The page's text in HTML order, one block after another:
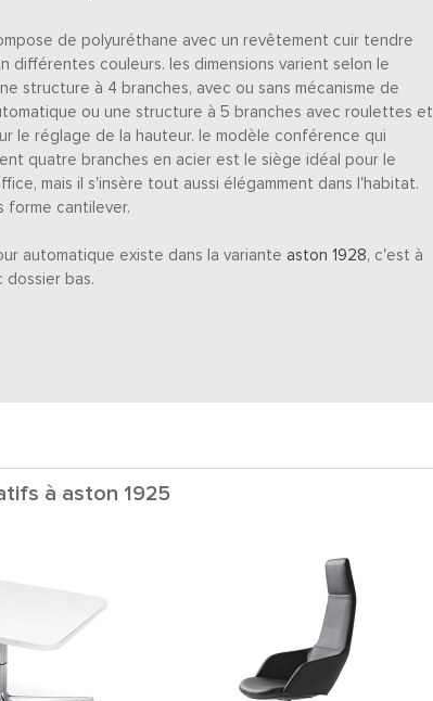
de polyuréthane avec un revêtement cuir tendre
différentes couleurs. les dimensions varient selon le
structure à 4 branches, avec ou sans mécanisme de
ou une structure à 5 branches avec roulettes et
le réglage de la hauteur. le modèle conférence qui
quatre branches en acier est le siège idéal pour le
mais il s'insère tout aussi élégamment dans l'habitat.
forme cantilever.
automatique existe dans la variante aston 1928, c'est à
dossier bas.
à aston 1925